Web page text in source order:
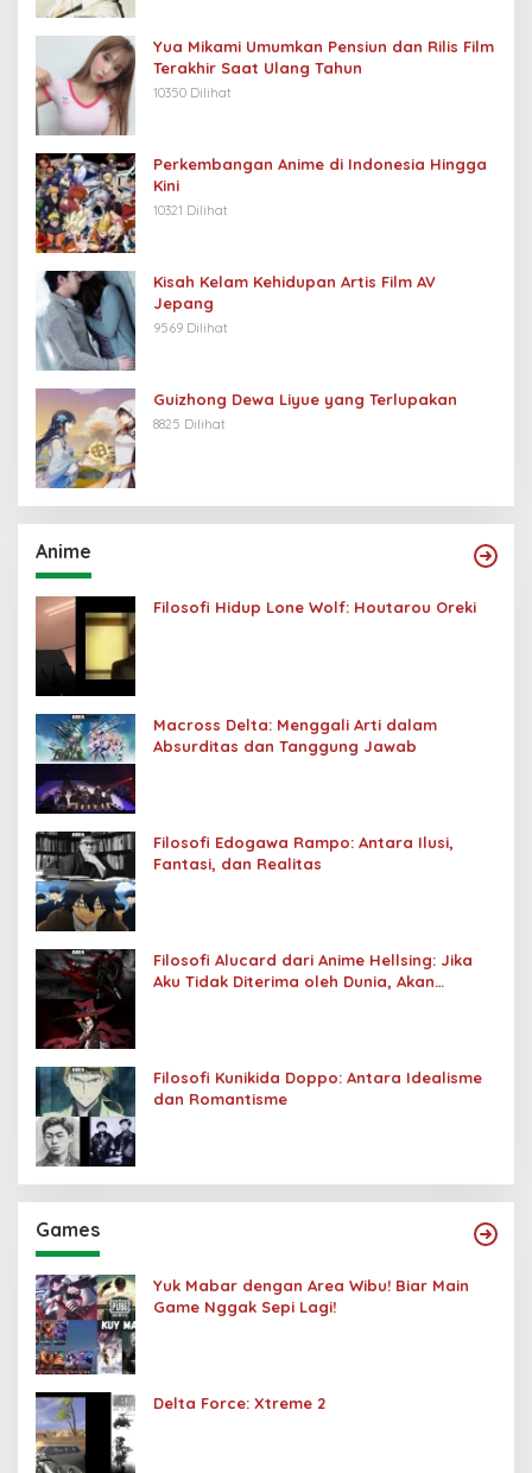
Yua Mikami Umumkan Pensiun dan Rilis Film
Terakhir Saat Ulang Tahun
10350 Dilihat
Perkembangan Anime di Indonesia Hingga
Kini
10321 Dilihat
Kisah Kelam Kehidupan Artis Film AV
Jepang
9569 Dilihat
Guizhong Dewa Liyue yang Terlupakan
8825 Dilihat
Anime
Filosofi Hidup Lone Wolf: Houtarou Oreki
Macross Delta: Menggali Arti dalam
Absurditas dan Tanggung Jawab
Filosofi Edogawa Rampo: Antara Ilusi,
Fantasi, dan Realitas
Filosofi Alucard dari Anime Hellsing: Jika
Aku Tidak Diterima oleh Dunia, Akan
Filosofi Kunikida Doppo: Antara Idealisme
dan Romantisme
Games
Yuk Mabar dengan Area Wibu! Biar Main
Game Nggak Sepi Lagi!
Delta Force: Xtreme 2